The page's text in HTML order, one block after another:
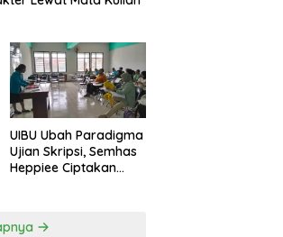
UIBU Ubah Paradigma
Ujian Skripsi, Semhas
Heppiee Ciptakan